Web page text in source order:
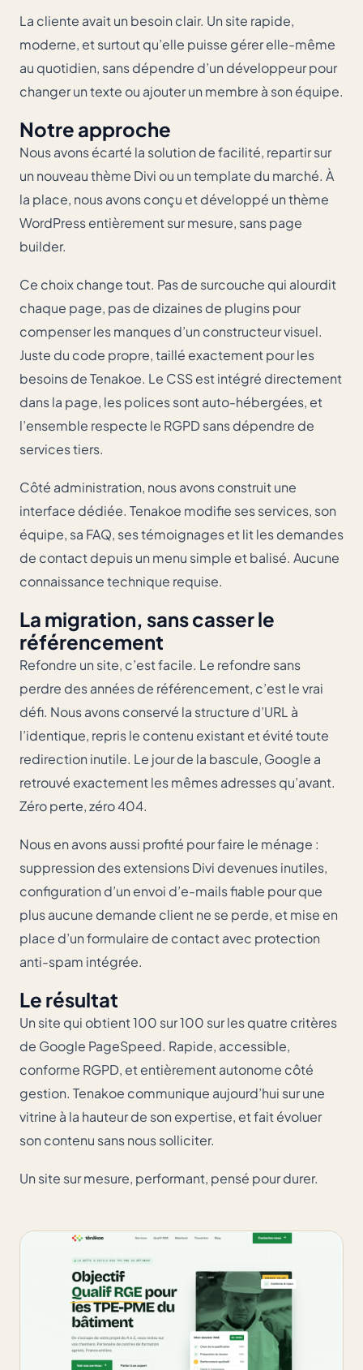
La cliente avait un besoin clair. Un site rapide,
moderne, et surtout qu’elle puisse gérer elle-même
au quotidien, sans dépendre d’un développeur pour
changer un texte ou ajouter un membre à son équipe.
Notre approche
Nous avons écarté la solution de facilité, repartir sur
un nouveau thème Divi ou un template du marché. À
la place, nous avons conçu et développé un thème
WordPress entièrement sur mesure, sans page
builder.
Ce choix change tout. Pas de surcouche qui alourdit
chaque page, pas de dizaines de plugins pour
compenser les manques d’un constructeur visuel.
Juste du code propre, taillé exactement pour les
besoins de Tenakoe. Le CSS est intégré directement
dans la page, les polices sont auto-hébergées, et
l’ensemble respecte le RGPD sans dépendre de
services tiers.
Côté administration, nous avons construit une
interface dédiée. Tenakoe modifie ses services, son
équipe, sa FAQ, ses témoignages et lit les demandes
de contact depuis un menu simple et balisé. Aucune
connaissance technique requise.
La migration, sans casser le
référencement
Refondre un site, c’est facile. Le refondre sans
perdre des années de référencement, c’est le vrai
défi. Nous avons conservé la structure d’URL à
l’identique, repris le contenu existant et évité toute
redirection inutile. Le jour de la bascule, Google a
retrouvé exactement les mêmes adresses qu’avant.
Zéro perte, zéro 404.
Nous en avons aussi profité pour faire le ménage :
suppression des extensions Divi devenues inutiles,
configuration d’un envoi d’e-mails fiable pour que
plus aucune demande client ne se perde, et mise en
place d’un formulaire de contact avec protection
anti-spam intégrée.
Le résultat
Un site qui obtient 100 sur 100 sur les quatre critères
de Google PageSpeed. Rapide, accessible,
conforme RGPD, et entièrement autonome côté
gestion. Tenakoe communique aujourd’hui sur une
vitrine à la hauteur de son expertise, et fait évoluer
son contenu sans nous solliciter.
Un site sur mesure, performant, pensé pour durer.